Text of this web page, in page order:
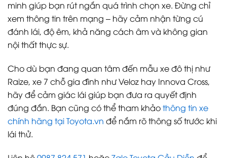
minh giúp bạn rút ngắn quá trình chọn xe. Đừng chỉ
xem thông tin trên mạng – hãy cảm nhận từng cú
đánh lái, độ êm, khả năng cách âm và không gian
nội thất thực sự.
Cho dù bạn đang quan tâm đến mẫu xe đô thị như
Raize, xe 7 chỗ gia đình như Veloz hay Innova Cross,
hãy để cảm giác lái giúp bạn đưa ra quyết định
đúng đắn. Bạn cũng có thể tham khảothông tin xe
chính hãng tại Toyota.vn để nắm rõ thông số trước khi
lái thử.